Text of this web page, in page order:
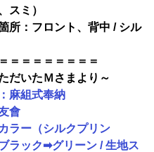
スミ）
所：フロント、背中 / シル
＝＝＝＝＝＝＝＝
だいたＭさまより～
麻組式奉納
會
ラー（シルクプリン
ラック➡グリーン / 生地ス